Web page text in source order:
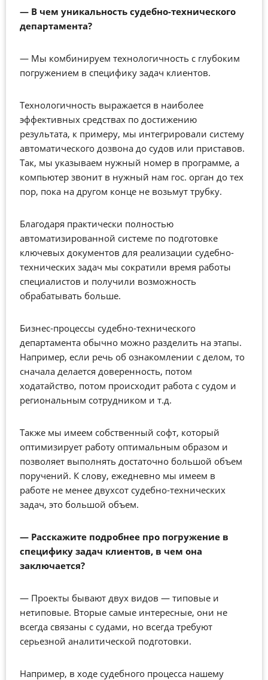
— В чем уникальность судебно-технического
департамента?
— Мы комбинируем технологичность с глубоким
погружением в специфику задач клиентов.
Технологичность выражается в наиболее
эффективных средствах по достижению
результата, к примеру, мы интегрировали систему
автоматического дозвона до судов или приставов.
Так, мы указываем нужный номер в программе, а
компьютер звонит в нужный нам гос. орган до тех
пор, пока на другом конце не возьмут трубку.
Благодаря практически полностью
автоматизированной системе по подготовке
ключевых документов для реализации судебно-
технических задач мы сократили время работы
специалистов и получили возможность
обрабатывать больше.
Бизнес-процессы судебно-технического
департамента обычно можно разделить на этапы.
Например, если речь об ознакомлении с делом, то
сначала делается доверенность, потом
ходатайство, потом происходит работа с судом и
региональным сотрудником и т.д.
Также мы имеем собственный софт, который
оптимизирует работу оптимальным образом и
позволяет выполнять достаточно большой объем
поручений. К слову, ежедневно мы имеем в
работе не менее двухсот судебно-технических
задач, это большой объем.
— Расскажите подробнее про погружение в
специфику задач клиентов, в чем она
заключается?
— Проекты бывают двух видов — типовые и
нетиповые. Вторые самые интересные, они не
всегда связаны с судами, но всегда требуют
серьезной аналитической подготовки.
Например, в ходе судебного процесса нашему